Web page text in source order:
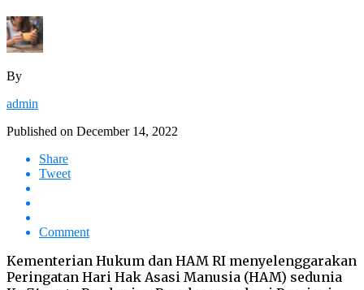
By
admin
Published on December 14, 2022
Share
Tweet
Comment
Kementerian Hukum dan HAM RI menyelenggarakan
Peringatan Hari Hak Asasi Manusia (HAM) sedunia